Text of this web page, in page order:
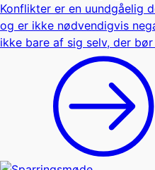
Konflikter er en uundgåelig
og er ikke nødvendigvis
ikke bare af sig selv, der